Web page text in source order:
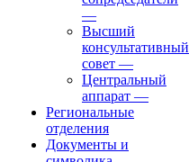
—
Высший
консультативный
совет —
Центральный
аппарат —
Региональные
отделения
Документы и